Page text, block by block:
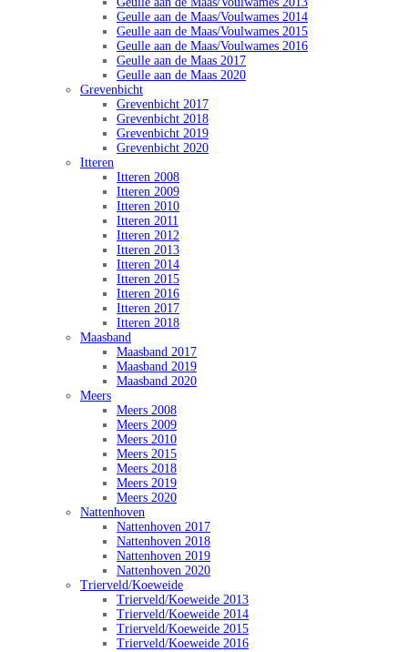
Geulle aan de Maas/Voulwames 2014
Geulle aan de Maas/Voulwames 2015
Geulle aan de Maas/Voulwames 2016
Geulle aan de Maas 2017
Geulle aan de Maas 2020
Grevenbicht
Grevenbicht 2017
Grevenbicht 2018
Grevenbicht 2019
Grevenbicht 2020
Itteren
Itteren 2008
Itteren 2009
Itteren 2010
Itteren 2011
Itteren 2012
Itteren 2013
Itteren 2014
Itteren 2015
Itteren 2016
Itteren 2017
Itteren 2018
Maasband
Maasband 2017
Maasband 2019
Maasband 2020
Meers
Meers 2008
Meers 2009
Meers 2010
Meers 2015
Meers 2018
Meers 2019
Meers 2020
Nattenhoven
Nattenhoven 2017
Nattenhoven 2018
Nattenhoven 2019
Nattenhoven 2020
Trierveld/Koeweide
Trierveld/Koeweide 2013
Trierveld/Koeweide 2014
Trierveld/Koeweide 2015
Trierveld/Koeweide 2016